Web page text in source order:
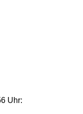
Uhr: